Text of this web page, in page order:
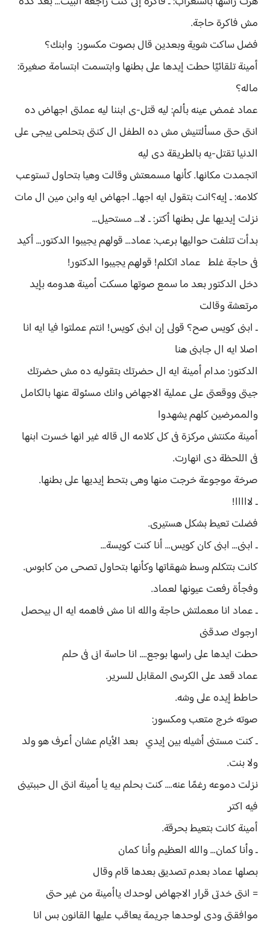
مش فاكرة حاجة.
فضل ساكت شوية وبعدين قال بصوت مكسور: وابنك؟
أمينة تلقائيًا حطت إيدها على بطنها وابتسمت ابتسامة صغيرة:
ماله؟
عماد غمض عينه بألم: ليه قتل-ى ابننا ليه عملتى اجهاض ده
انتى حتى مسألتنيش مش ده الطفل ال كنتى بتحلمى ييجى على
الدنيا تقتل-يه بالطريقة دى ليه
اتجمدت مكانها. كأنها مسمعتش وقالت وهيا بتحاول تستوعب
كلامه: ـ إيه؟انت بتقول ايه اجها.. اجهاض ايه وابن مين ال مات
نزلت إيديها على بطنها أكتر: ـ لا... مستحيل...
بدأت تتلفت حواليها برعب: عماد... قولهم يجيبوا الدكتور... أكيد
فى حاجة غلط عماد اتكلم! قولهم يجيبوا الدكتور!
دخل الدكتور بعد ما سمع صوتها مسكت أمينة هدومه بإيد
مرتعشة وقالت
ـ ابنى كويس صح؟ قولى إن ابنى كويس! انتم عملتوا فيا ايه انا
اصلا ايه ال جابنى هنا
الدكتور: مدام أمينة ايه ال حضرتك بتقوليه ده مش حضرتك
جيتى ووقعتى على عملية الاجهاض وانك مسئولة عنها بالكامل
والممرضين كلهم يشهدوا
أمينة مكنتش مركزة فى كل كلامه ال قاله غير انها خسرت ابنها
فى اللحظة دى انهارت.
صرخة موجوعة خرجت منها وهى بتحط إيديها على بطنها.
ـ لااااا!
فضلت تعيط بشكل هستيرى.
ـ ابنى... ابنى كان كويس... أنا كنت كويسة...
كانت بتتكلم وسط شهقاتها وكأنها بتحاول تصحى من كابوس.
وفجأة رفعت عيونها لعماد.
ـ عماد انا معملتش حاجة والله انا مش فاهمه ايه ال بيحصل
ارجوك صدقنى
حطت ايدها على راسها بوجع.... انا حاسة انى فى حلم
عماد قعد على الكرسى المقابل للسرير.
حاطط إيده على وشه.
صوته خرج متعب ومكسور:
ـ كنت مستنى أشيله بين إيدي بعد الأيام عشان أعرف هو ولد
ولا بنت.
نزلت دموعه رغمًا عنه.... كنت بحلم بيه يا أمينة انتى ال حببتينى
فيه اكتر
أمينة كانت بتعيط بحرقة.
ـ وأنا كمان... والله العظيم وأنا كمان
بصلها عماد بعدم تصديق بعدها قام وقال
= انتى خدتى قرار الاجهاض لوحدك ياأمينة من غير حتى
موافقتى ودى لوحدها جريمة يعاقب عليها القانون بس انا